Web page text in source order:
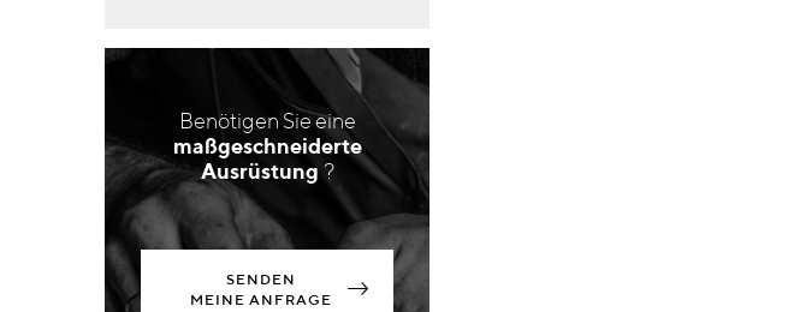
Benötigen Sie eine
maßgeschneiderte
Ausrüstung ?
SENDEN
MEINE ANFRAGE